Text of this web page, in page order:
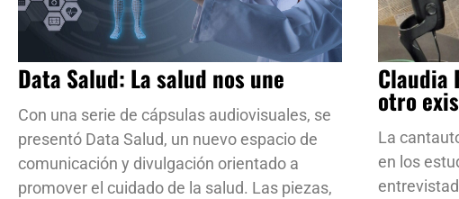
Data Salud: La salud nos une
Con una serie de cápsulas audiovisuales, se
presentó Data Salud, un nuevo espacio de
comunicación y divulgación orientado a
promover el cuidado de la salud. Las piezas,
Claudia
otro
La
en los